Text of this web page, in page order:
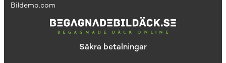
Bildemo.com
Säkra betalningar